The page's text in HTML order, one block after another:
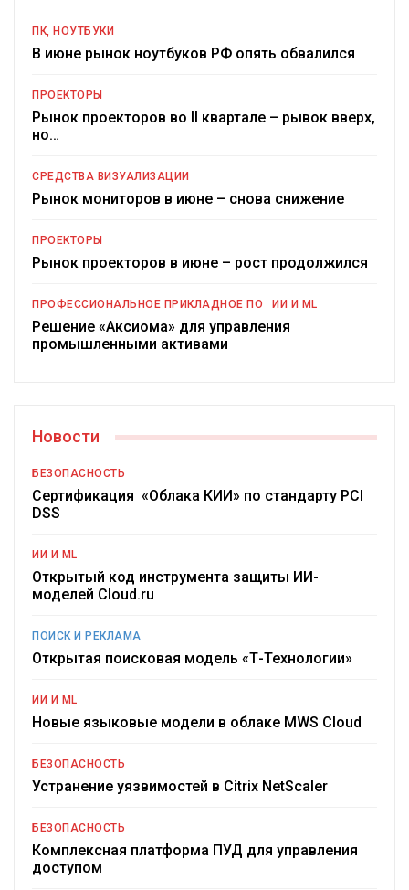
ПК, НОУТБУКИ
В июне рынок ноутбуков РФ опять обвалился
ПРОЕКТОРЫ
Рынок проекторов во II квартале – рывок вверх,
но…
СРЕДСТВА ВИЗУАЛИЗАЦИИ
Рынок мониторов в июне – снова снижение
ПРОЕКТОРЫ
Рынок проекторов в июне – рост продолжился
ПРОФЕССИОНАЛЬНОЕ ПРИКЛАДНОЕ ПО ИИ И ML
Решение «Аксиома» для управления
промышленными активами
Новости
БЕЗОПАСНОСТЬ
Сертификация «Облака КИИ» по стандарту PCI
DSS
ИИ И ML
Открытый код инструмента защиты ИИ-
моделей Cloud.ru
ПОИСК И РЕКЛАМА
Открытая поисковая модель «Т-Технологии»
ИИ И ML
Новые языковые модели в облаке MWS Cloud
БЕЗОПАСНОСТЬ
Устранение уязвимостей в Citrix NetScaler
БЕЗОПАСНОСТЬ
Комплексная платформа ПУД для управления
доступом